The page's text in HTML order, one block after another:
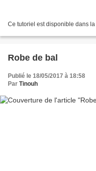
Ce tutoriel est disponible dans
Robe de bal
Publié le 18/05/2017 à 18:58
Par Tinouh